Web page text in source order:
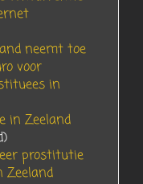
neemt toe
voor
in
in Zeeland
prostitutie
Zeeland